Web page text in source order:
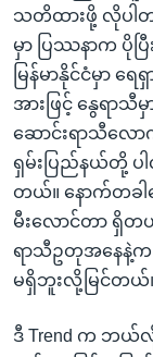
သတိထားဖို့ လိုပါတ
မှာ ပြဿနာက ပိုပ
မြန်မာနိုင်ငံမှာ
အားဖြင့် နွေရာသီ
ဆောင်းရာသီလော
ရှမ်းပြည်နယ်တို့ ပ
တယ်။ နောက်တခါတ
မီးလောင်တာ ရှိ
ရာသီဥတုအနေနဲ့က
မရှိဘူးလို့မြင်တယ်
ဒီ Trend က ဘ